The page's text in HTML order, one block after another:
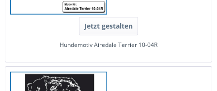
Jetzt gestalten
Hundemotiv Airedale Terrier 10-04R